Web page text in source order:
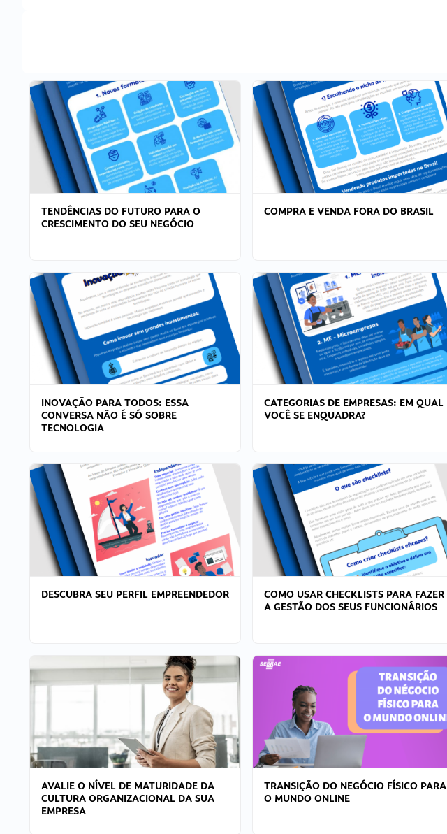
TENDÊNCIAS DO FUTURO PARA O
CRESCIMENTO DO SEU NEGÓCIO
COMPRA E VENDA FORA DO BRASIL
INOVAÇÃO PARA TODOS: ESSA
CONVERSA NÃO É SÓ SOBRE
TECNOLOGIA
CATEGORIAS DE EMPRESAS: EM QUAL
VOCÊ SE ENQUADRA?
DESCUBRA SEU PERFIL EMPREENDEDOR
COMO USAR CHECKLISTS PARA FAZER
A GESTÃO DOS SEUS FUNCIONÁRIOS
AVALIE O NÍVEL DE MATURIDADE DA
CULTURA ORGANIZACIONAL DA SUA
EMPRESA
TRANSIÇÃO DO NEGÓCIO FÍSICO PARA
O MUNDO ONLINE